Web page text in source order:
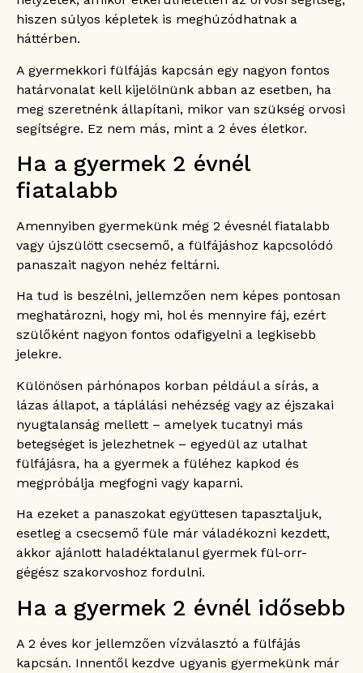
hiszen súlyos képletek is meghúzódhatnak a
háttérben.
A gyermekkori fülfájás kapcsán egy nagyon fontos
határvonalat kell kijelölnünk abban az esetben, ha
meg szeretnénk állapítani, mikor van szükség orvosi
segítségre. Ez nem más, mint a 2 éves életkor.
Ha a gyermek 2 évnél
fiatalabb
Amennyiben gyermekünk még 2 évesnél fiatalabb
vagy újszülött csecsemő, a fülfájáshoz kapcsolódó
panaszait nagyon nehéz feltárni.
Ha tud is beszélni, jellemzően nem képes pontosan
meghatározni, hogy mi, hol és mennyire fáj, ezért
szülőként nagyon fontos odafigyelni a legkisebb
jelekre.
Különösen párhónapos korban például a sírás, a
lázas állapot, a táplálási nehézség vagy az éjszakai
nyugtalanság mellett – amelyek tucatnyi más
betegséget is jelezhetnek – egyedül az utalhat
fülfájásra, ha a gyermek a füléhez kapkod és
megpróbálja megfogni vagy kaparni.
Ha ezeket a panaszokat együttesen tapasztaljuk,
esetleg a csecsemő füle már váladékozni kezdett,
akkor ajánlott haladéktalanul gyermek fül-orr-
gégész szakorvoshoz fordulni.
Ha a gyermek 2 évnél idősebb
A 2 éves kor jellemzően vízválasztó a fülfájás
kapcsán. Innentől kezdve ugyanis gyermekünk már